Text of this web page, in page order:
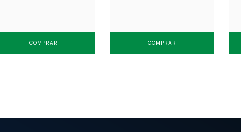
COMPRAR COMPRAR